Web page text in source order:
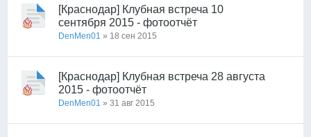
[Краснодар] Клубная встреча 10
сентября 2015 - фотоотчёт
DenMen01 » 18 сен 2015
[Краснодар] Клубная встреча 28 августа
2015 - фотоотчёт
DenMen01 » 31 авг 2015